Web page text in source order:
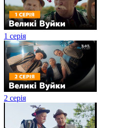
1 серія
2 серія